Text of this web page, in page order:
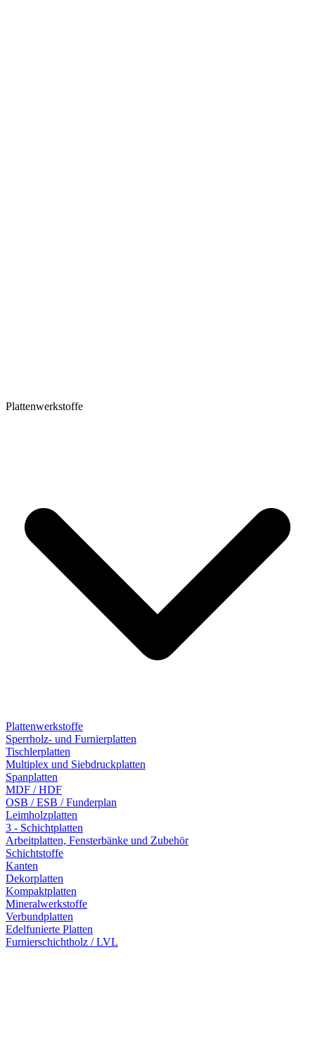
Plattenwerkstoffe
Plattenwerkstoffe
Sperrholz- und Furnierplatten
Tischlerplatten
Multiplex und Siebdruckplatten
Spanplatten
MDF / HDF
OSB / ESB / Funderplan
Leimholzplatten
3 - Schichtplatten
Arbeitplatten, Fensterbänke und Zubehör
Schichtstoffe
Kanten
Dekorplatten
Kompaktplatten
Mineralwerkstoffe
Verbundplatten
Edelfunierte Platten
Furnierschichtholz / LVL